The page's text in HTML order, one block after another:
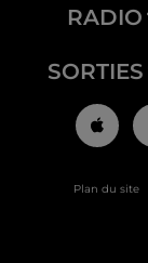
RADIO
SORTIES
Plan du site